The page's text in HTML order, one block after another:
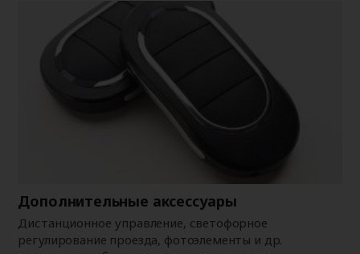
Дополнительные аксессуары
Дистанционное управление, светофорное
регулирование проезда, фотоэлементы и др.